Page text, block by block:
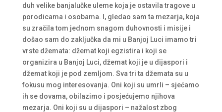
duh velike banjalučke uleme koja je ostavila tragove u
porodicama i osobama. I, gledao sam ta mezarja, koja
su zračila tom jednom snagom duhovnosti i misije i
došao sam do zaključka da mi u Banjoj Luci imamo tri
vrste džemata: džemat koji egzistira i koji se
organizira u Banjoj Luci, džemat koji je u dijaspori i
džemat koji je pod zemljom. Sva tri ta džemata su u
fokusu mog interesovanja. Oni koji su umrli – sjećamo
ih se dovama, obilazimo i posjećujemo njihova
mezarja. Oni koji su u dijaspori – nažalost zbog